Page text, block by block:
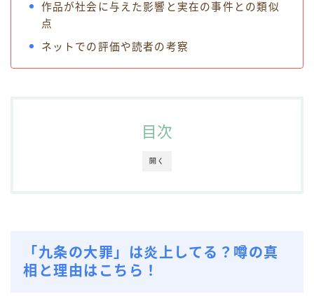
作品が社会に与えた影響と実在の事件との類似
点
ネットでの評価や読者の考察
開く
目次
「九条の大罪」は炎上してる？噂の真
相と理由はこちら！